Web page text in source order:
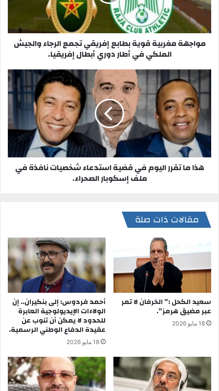
ي
ب
مواجهة مغربية قوية بطابع إفريقي تجمع الرجاء والجيش
الملكي في أطار دوري أبطال إفريقيا.
هذا ما تقرر اليوم في قضية استدعاء شخصيات نافذة في
ملف إسكوبار الصحراء.
مقالات ذات صلة
سعيد الكحل :” الخرفان لا تمر
عبر مضيق هرمز”.
18 مايو 2026
أحمد فردوس: إلى بنكيران.. إن
الولاءات الإيديولوجية العابرة
للحدود لا يمكن أن تنوب عن
عقيدة الدفاع الوطني الرسمية.
18 مايو 2026